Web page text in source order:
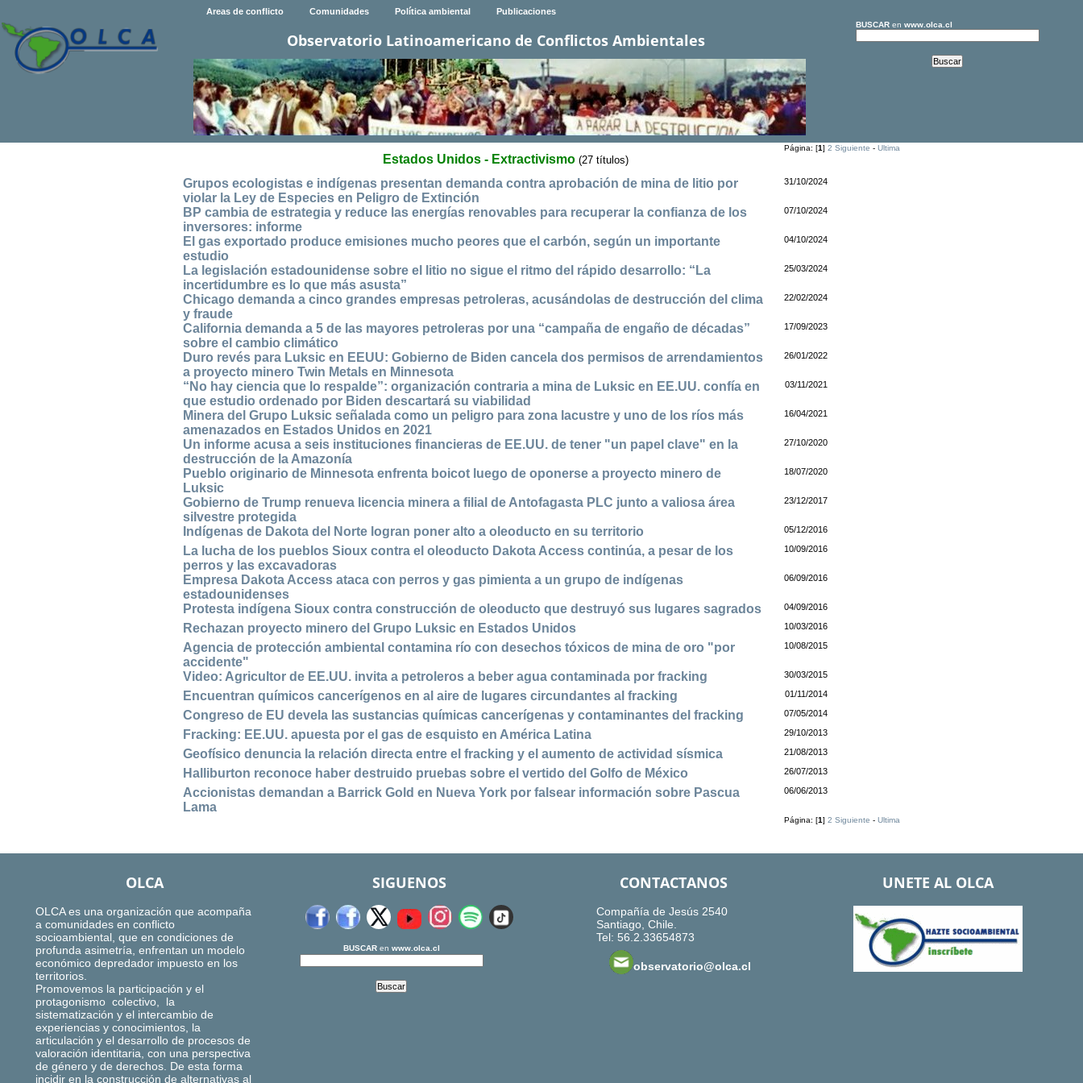
Areas de conflicto Comunidades Política ambiental Publicaciones
Observatorio Latinoamericano de Conflictos Ambientales
BUSCARen www.olca.cl
Página: [1] 2 Siguiente - Ultima
Estados Unidos - Extractivismo (27 títulos)
Grupos ecologistas e indígenas presentan demanda contra aprobación de mina de litio por
violar la Ley de Especies en Peligro de Extinción
31/10/2024
BP cambia de estrategia y reduce las energías renovables para recuperar la confianza de los
inversores: informe
07/10/2024
El gas exportado produce emisiones mucho peores que el carbón, según un importante
estudio
04/10/2024
La legislación estadounidense sobre el litio no sigue el ritmo del rápido desarrollo: “La
incertidumbre es lo que más asusta”
25/03/2024
Chicago demanda a cinco grandes empresas petroleras, acusándolas de destrucción del clima
y fraude
22/02/2024
California demanda a 5 de las mayores petroleras por una “campaña de engaño de décadas”
sobre el cambio climático
17/09/2023
Duro revés para Luksic en EEUU: Gobierno de Biden cancela dos permisos de arrendamientos
a proyecto minero Twin Metals en Minnesota
26/01/2022
“No hay ciencia que lo respalde”: organización contraria a mina de Luksic en EE.UU. confía en
que estudio ordenado por Biden descartará su viabilidad
03/11/2021
Minera del Grupo Luksic señalada como un peligro para zona lacustre y uno de los ríos más
amenazados en Estados Unidos en 2021
16/04/2021
Un informe acusa a seis instituciones financieras de EE.UU. de tener "un papel clave" en la
destrucción de la Amazonía
27/10/2020
Pueblo originario de Minnesota enfrenta boicot luego de oponerse a proyecto minero de
Luksic
18/07/2020
Gobierno de Trump renueva licencia minera a filial de Antofagasta PLC junto a valiosa área
silvestre protegida
23/12/2017
Indígenas de Dakota del Norte logran poner alto a oleoducto en su territorio 05/12/2016
La lucha de los pueblos Sioux contra el oleoducto Dakota Access continúa, a pesar de los
perros y las excavadoras
10/09/2016
Empresa Dakota Access ataca con perros y gas pimienta a un grupo de indígenas
estadounidenses
06/09/2016
Protesta indígena Sioux contra construcción de oleoducto que destruyó sus lugares sagrados 04/09/2016
Rechazan proyecto minero del Grupo Luksic en Estados Unidos 10/03/2016
Agencia de protección ambiental contamina río con desechos tóxicos de mina de oro "por
accidente"
10/08/2015
Video: Agricultor de EE.UU. invita a petroleros a beber agua contaminada por fracking 30/03/2015
Encuentran químicos cancerígenos en al aire de lugares circundantes al fracking 01/11/2014
Congreso de EU devela las sustancias químicas cancerígenas y contaminantes del fracking 07/05/2014
Fracking: EE.UU. apuesta por el gas de esquisto en América Latina 29/10/2013
Geofísico denuncia la relación directa entre el fracking y el aumento de actividad sísmica 21/08/2013
Halliburton reconoce haber destruido pruebas sobre el vertido del Golfo de México 26/07/2013
Accionistas demandan a Barrick Gold en Nueva York por falsear información sobre Pascua
Lama
06/06/2013
Página: [1] 2 Siguiente - Ultima
OLCA
OLCA es una organización que acompaña
a comunidades en conflicto
socioambiental, que en condiciones de
profunda asimetría, enfrentan un modelo
económico depredador impuesto en los
territorios.
Promovemos la participación y el
protagonismo colectivo, la
sistematización y el intercambio de
experiencias y conocimientos, la
articulación y el desarrollo de procesos de
valoración identitaria, con una perspectiva
de género y de derechos. De esta forma
incidir en la construcción de alternativas al
SIGUENOS
BUSCARen www.olca.cl
CONTACTANOS
Compañía de Jesús 2540
Santiago, Chile.
Tel: 56.2.33654873
observatorio@olca.cl
UNETE AL OLCA